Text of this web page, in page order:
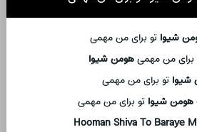
شیوا تو برای من مهمی
برای من مهمیهومن شیوا
شیوا تو برای من مهمی
هومن شیوا تو برای من مهمی
Hooman Shiva To Baraye